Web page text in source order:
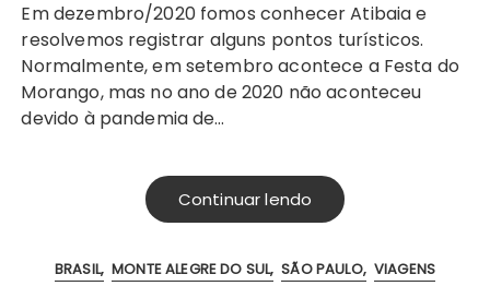
Em dezembro/2020 fomos conhecer Atibaia e
resolvemos registrar alguns pontos turísticos.
Normalmente, em setembro acontece a Festa do
Morango, mas no ano de 2020 não aconteceu
devido à pandemia de…
Continuar lendo
BRASIL MONTE ALEGRE DO SUL SÃO PAULO VIAGENS